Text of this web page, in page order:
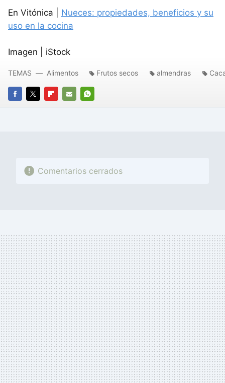
En Vitónica | Nueces: propiedades, beneficios y su
uso en la cocina
Imagen | iStock
FACEBOOK
TWITTERFLIPBOARD
E-
WHATSAPP
TEMAS Alimentos Frutos secos almendras
Comentarios cerrados